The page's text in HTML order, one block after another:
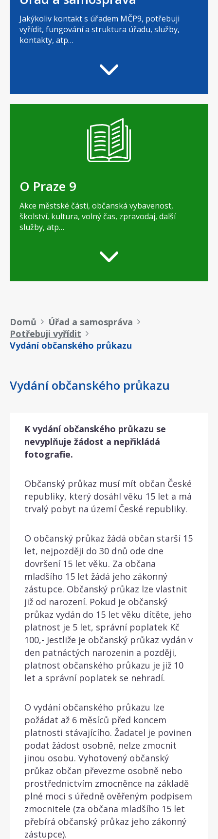
Jakýkoliv kontakt s úřadem MČP9, potřebuji
vyřídit, fungování a struktura úřadu, služby,
kontakty, atp…
O Praze 9
Akce městské části, občanská vybavenost,
školství, kultura, volný čas, zpravodaj, další
služby, atp…
Drobečková
navigace
Domů
Úřad a samospráva
Potřebuji vyřídit
Vydání občanského průkazu
Vydání občanského průkazu
K vydání občanského průkazu se
nevyplňuje žádost a nepřikládá
fotografie.
Občanský průkaz musí mít občan České
republiky, který dosáhl věku 15 let a má
trvalý pobyt na území České republiky.
O občanský průkaz žádá občan starší 15
let, nejpozději do 30 dnů ode dne
dovršení 15 let věku. Za občana
mladšího 15 let žádá jeho zákonný
zástupce. Občanský průkaz lze vlastnit
již od narození. Pokud je občanský
průkaz vydán do 15 let věku dítěte, jeho
platnost je 5 let, správní poplatek Kč
100,- Jestliže je občanský průkaz vydán v
den patnáctých narozenin a později,
platnost občanského průkazu je již 10
let a správní poplatek se nehradí.
O vydání občanského průkazu lze
požádat až 6 měsíců před koncem
platnosti stávajícího. Žadatel je povinen
podat žádost osobně, nelze zmocnit
jinou osobu. Vyhotovený občanský
průkaz občan převezme osobně nebo
prostřednictvím zmocněnce na základě
plné moci s úředně ověřeným podpisem
zmocnitele (za občana mladšího 15 let
přebírá občanský průkaz jeho zákonný
zástupce).